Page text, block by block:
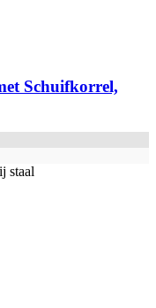
Schuifkorrel,
staal